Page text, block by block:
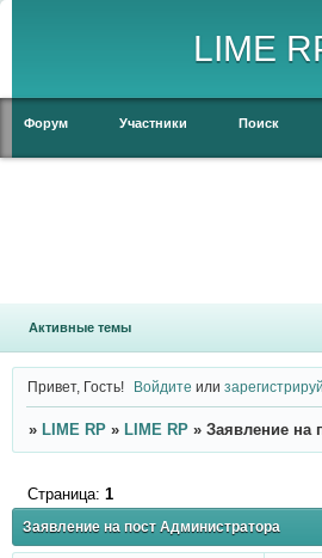
LIME
Форум Участники Поиск
Активные темы
Привет, Гость! Войдите или
» LIME RP » LIME RP » Заявление на
Заявление на пост Администратора
Страница: 1